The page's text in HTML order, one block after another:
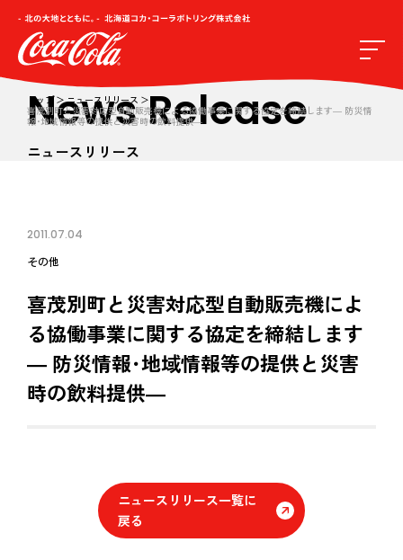
トップ
ニュースリリース
喜茂別町と災害対応型自動販売機による協働事業に関する協定を締結します― 防災情
報･地域情報等の提供と災害時の飲料提供―
News Release
ニュースリリース
2011.07.04
その他
喜茂別町と災害対応型自動販売機によ
る協働事業に関する協定を締結します
― 防災情報･地域情報等の提供と災害
時の飲料提供―
ニュースリリース一覧に
戻る